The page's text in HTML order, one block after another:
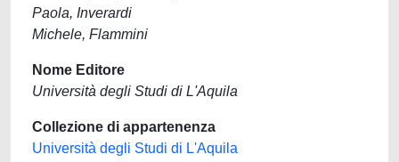
Paola, Inverardi
Michele, Flammini
Nome Editore
Università degli Studi di L'Aquila
Collezione di appartenenza
Università degli Studi di L'Aquila